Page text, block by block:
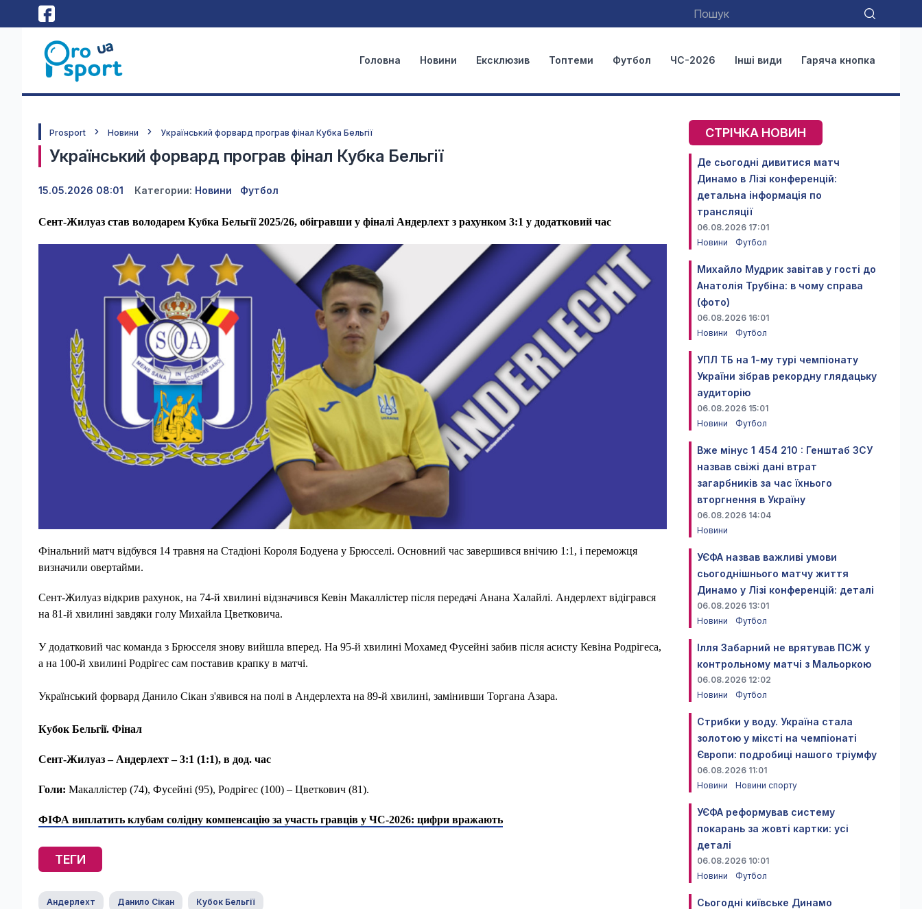
Головна Новини Ексклюзив Топтеми Футбол ЧС-2026 Інші види Гаряча кнопка
Prosport Новини Український форвард програв фінал Кубка Бельгії
Український форвард програв фінал Кубка Бельгії
15.05.2026 08:01 Категории: Новини Футбол
Сент-Жилуаз став володарем Кубка Бельгії 2025/26, обігравши у фіналі Андерлехт з рахунком 3:1 у додатковий час
Фінальний матч відбувся 14 травня на Стадіоні Короля Бодуена у Брюсселі. Основний час завершився внічию 1:1, і переможця
визначили овертайми.
Сент-Жилуаз відкрив рахунок, на 74-й хвилині відзначився Кевін Макаллістер після передачі Анана Халайлі. Андерлехт відігрався
на 81-й хвилині завдяки голу Михайла Цветковича.
У додатковий час команда з Брюсселя знову вийшла вперед. На 95-й хвилині Мохамед Фусейні забив після асисту Кевіна Родрігеса,
а на 100-й хвилині Родрігес сам поставив крапку в матчі.
Український форвард Данило Сікан з'явився на полі в Андерлехта на 89-й хвилині, замінивши Торгана Азара.
Кубок Бельгії. Фінал
Сент-Жилуаз – Андерлехт – 3:1 (1:1), в дод. час
Голи: Макаллістер (74), Фусейні (95), Родрігес (100) – Цветкович (81).
ФІФА виплатить клубам солідну компенсацію за участь гравців у ЧС-2026: цифри вражають
ТЕГИ
Андерлехт Данило Сікан Кубок Бельгії
СТРІЧКА НОВИН
Де сьогодні дивитися матч
Динамо в Лізі конференцій:
детальна інформація по
трансляції
06.08.2026 17:01
Новини
Футбол
Михайло Мудрик завітав у гості до
Анатолія Трубіна: в чому справа
(фото)
06.08.2026 16:01
Новини
Футбол
УПЛ ТБ на 1-му турі чемпіонату
України зібрав рекордну глядацьку
аудиторію
06.08.2026 15:01
Новини
Футбол
Вже мінус 1 454 210 : Генштаб ЗСУ
назвав свіжі дані втрат
загарбників за час їхнього
вторгнення в Україну
06.08.2026 14:04
Новини
УЄФА назвав важливі умови
сьогоднішнього матчу життя
Динамо у Лізі конференцій: деталі
06.08.2026 13:01
Новини
Футбол
Ілля Забарний не врятував ПСЖ у
контрольному матчі з Мальоркою
06.08.2026 12:02
Новини
Футбол
Стрибки у воду. Україна стала
золотою у міксті на чемпіонаті
Європи: подробиці нашого тріумфу
06.08.2026 11:01
Новини
Новини спорту
УЄФА реформував систему
покарань за жовті картки: усі
деталі
06.08.2026 10:01
Новини
Футбол
Сьогодні київське Динамо